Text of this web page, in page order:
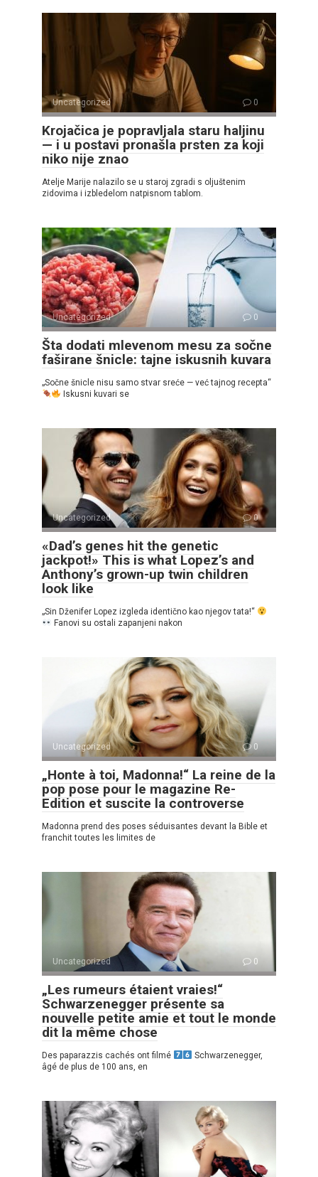
Uncategorized 0
Krojačica je popravljala staru haljinu
— i u postavi pronašla prsten za koji
niko nije znao
Atelje Marije nalazilo se u staroj zgradi s oljuštenim
zidovima i izbledelom natpisnom tablom.
Uncategorized 0
Šta dodati mlevenom mesu za sočne
faširane šnicle: tajne iskusnih kuvara
„Sočne šnicle nisu samo stvar sreće — već tajnog recepta“
Iskusni kuvari se
Uncategorized 0
«Dad’s genes hit the genetic
jackpot!» This is what Lopez’s and
Anthony’s grown-up twin children
look like
„Sin Dženifer Lopez izgleda identično kao njegov tata!“
Fanovi su ostali zapanjeni nakon
Uncategorized 0
„Honte à toi, Madonna!“ La reine de la
pop pose pour le magazine Re-
Edition et suscite la controverse
Madonna prend des poses séduisantes devant la Bible et
franchit toutes les limites de
Uncategorized 0
„Les rumeurs étaient vraies!“
Schwarzenegger présente sa
nouvelle petite amie et tout le monde
dit la même chose
Des paparazzis cachés ont filmé
Schwarzenegger,
âgé de plus de 100 ans, en